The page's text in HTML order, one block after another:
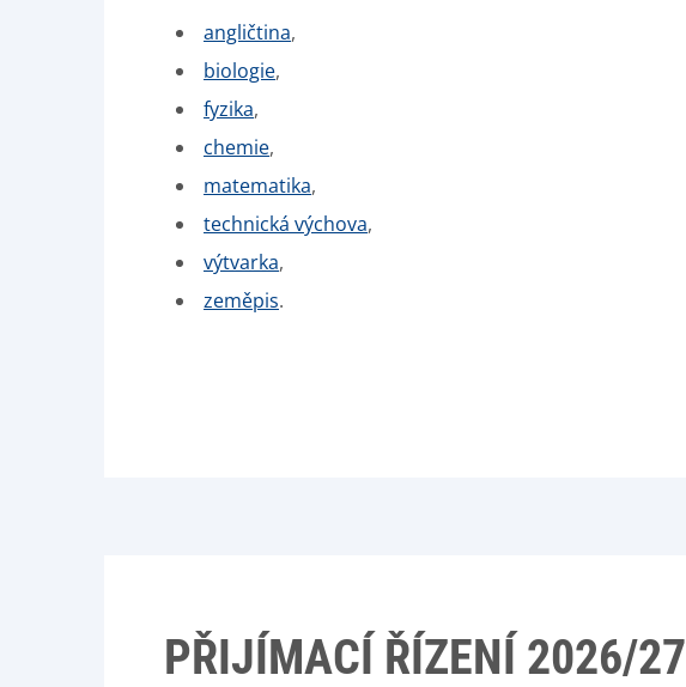
angličtina,
biologie,
fyzika,
chemie,
matematika,
technická výchova,
výtvarka,
zeměpis.
PŘIJÍMACÍ ŘÍZENÍ 2026/27